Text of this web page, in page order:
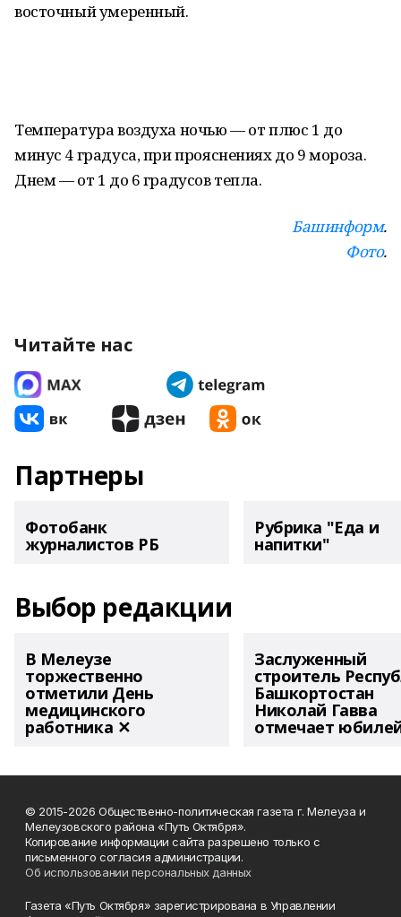
восточный умеренный.
Температура воздуха ночью — от плюс 1 до
минус 4 градуса, при прояснениях до 9 мороза.
Днем — от 1 до 6 градусов тепла.
Башинформ.
Фото.
Читайте нас
Партнеры
Фотобанк
журналистов РБ
Рубрика "Еда и
напитки"
Выбор редакции
В Мелеузе
торжественно
отметили День
медицинского
работника ✕
Заслуженный
строитель
Башкортостан
Николай Гавва
отмечает
© 2015-2026 Общественно-политическая газета г. Мелеуза и
Мелеузовского района «Путь Октября».
Копирование информации сайта разрешено только с
письменного согласия администрации.
Об использовании персональных данных
Газета «Путь Октября» зарегистрирована в Управлении